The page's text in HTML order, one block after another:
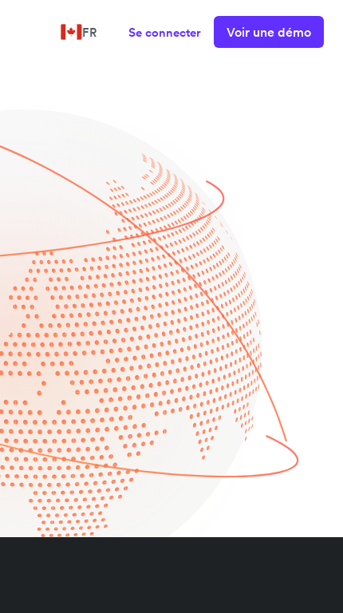
FR Se connecter Voir une démo